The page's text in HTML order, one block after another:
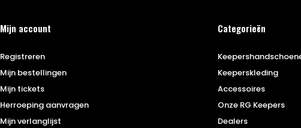
Mijn account
Registreren
Mijn bestellingen
Mijn tickets
Herroeping aanvragen
Mijn verlanglijst
Categorieën
Keeperskleding
Accessoires
Onze RG Keepers
Dealers